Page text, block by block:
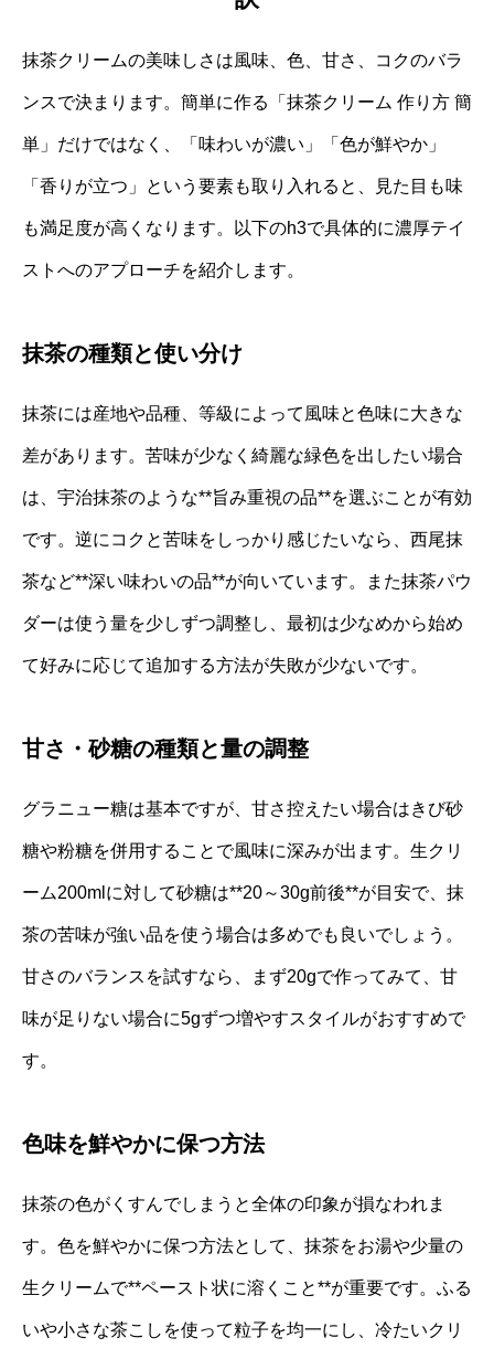
抹茶クリームの美味しさは風味、色、甘さ、コクのバラ
ンスで決まります。簡単に作る「抹茶クリーム 作り方 簡
単」だけではなく、「味わいが濃い」「色が鮮やか」
「香りが立つ」という要素も取り入れると、見た目も味
も満足度が高くなります。以下のh3で具体的に濃厚テイ
ストへのアプローチを紹介します。
抹茶の種類と使い分け
抹茶には産地や品種、等級によって風味と色味に大きな
差があります。苦味が少なく綺麗な緑色を出したい場合
は、宇治抹茶のような**旨み重視の品**を選ぶことが有効
です。逆にコクと苦味をしっかり感じたいなら、西尾抹
茶など**深い味わいの品**が向いています。また抹茶パウ
ダーは使う量を少しずつ調整し、最初は少なめから始め
て好みに応じて追加する方法が失敗が少ないです。
甘さ・砂糖の種類と量の調整
グラニュー糖は基本ですが、甘さ控えたい場合はきび砂
糖や粉糖を併用することで風味に深みが出ます。生クリ
ーム200mlに対して砂糖は**20～30g前後**が目安で、抹
茶の苦味が強い品を使う場合は多めでも良いでしょう。
甘さのバランスを試すなら、まず20gで作ってみて、甘
味が足りない場合に5gずつ増やすスタイルがおすすめで
す。
色味を鮮やかに保つ方法
抹茶の色がくすんでしまうと全体の印象が損なわれま
す。色を鮮やかに保つ方法として、抹茶をお湯や少量の
生クリームで**ペースト状に溶くこと**が重要です。ふる
いや小さな茶こしを使って粒子を均一にし、冷たいクリ